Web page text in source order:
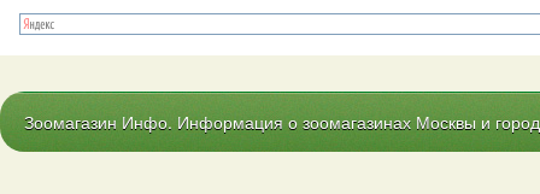
Зоомагазин Инфо. Информация о зоомагазинах Москвы и